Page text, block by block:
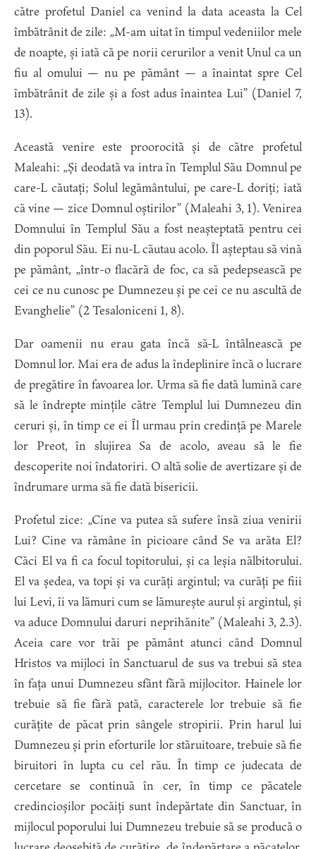
către profetul Daniel ca venind la data aceasta la Cel
îmbătrânit de zile: „M-am uitat în timpul vedeniilor mele
de noapte, și iată că pe norii cerurilor a venit Unul ca un
fiu al omului — nu pe pământ — a înaintat spre Cel
îmbătrânit de zile și a fost adus înaintea Lui” (Daniel 7,
13).
Această venire este proorocită și de către profetul
Maleahi: „Și deodată va intra în Templul Său Domnul pe
care-L căutați; Solul legământului, pe care-L doriți; iată
că vine — zice Domnul oștirilor” (Maleahi 3, 1). Venirea
Domnului în Templul Său a fost neașteptată pentru cei
din poporul Său. Ei nu-L căutau acolo. Îl așteptau să vină
pe pământ, „într-o flacără de foc, ca să pedepsească pe
cei ce nu cunosc pe Dumnezeu și pe cei ce nu ascultă de
Evanghelie” (2 Tesaloniceni 1, 8).
Dar oamenii nu erau gata încă să-L întâlnească pe
Domnul lor. Mai era de adus la îndeplinire încă o lucrare
de pregătire în favoarea lor. Urma să fie dată lumină care
să le îndrepte mințile către Templul lui Dumnezeu din
ceruri și, în timp ce ei Îl urmau prin credință pe Marele
lor Preot, în slujirea Sa de acolo, aveau să le fie
descoperite noi îndatoriri. O altă solie de avertizare și de
îndrumare urma să fie dată bisericii.
Profetul zice: „Cine va putea să sufere însă ziua venirii
Lui? Cine va rămâne în picioare când Se va arăta El?
Căci El va fi ca focul topitorului, și ca leșia nălbitorului.
El va ședea, va topi și va curăți argintul; va curăți pe fiii
lui Levi, îi va lămuri cum se lămurește aurul și argintul, și
va aduce Domnului daruri neprihănite” (Maleahi 3, 2.3).
Aceia care vor trăi pe pământ atunci când Domnul
Hristos va mijloci în Sanctuarul de sus va trebui să stea
în fața unui Dumnezeu sfânt fără mijlocitor. Hainele lor
trebuie să fie fără pată, caracterele lor trebuie să fie
curățite de păcat prin sângele stropirii. Prin harul lui
Dumnezeu și prin eforturile lor stăruitoare, trebuie să fie
biruitori în lupta cu cel rău. În timp ce judecata de
cercetare se continuă în cer, în timp ce păcatele
credincioșilor pocăiți sunt îndepărtate din Sanctuar, în
mijlocul poporului lui Dumnezeu trebuie să se producă o